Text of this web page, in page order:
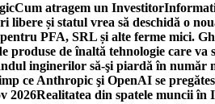
Cum atragem un Investitor
și statul vrea să deschidă o
PFA, SRL și alte ferme mici.
produse de înaltă tehnologie care
inginerilor să-şi piardă în număr
ce Anthropic şi OpenAI se
2026Realitatea din spatele muncii în